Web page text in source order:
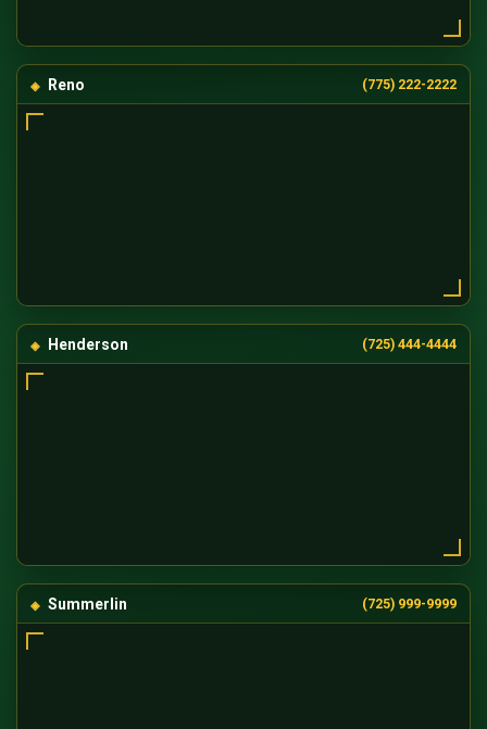
Reno (775) 222-2222
Henderson (725) 444-4444
Summerlin (725) 999-9999